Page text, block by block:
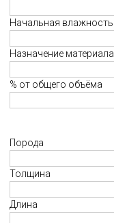
Начальная влажность
Назначение материала
% от общего объёма
Порода
Толщина
Длина